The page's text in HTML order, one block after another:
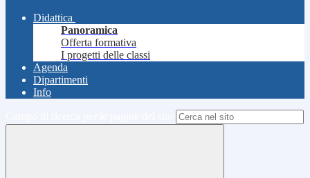
Didattica
Panoramica
Offerta formativa
I progetti delle classi
Agenda
Dipartimenti
Info